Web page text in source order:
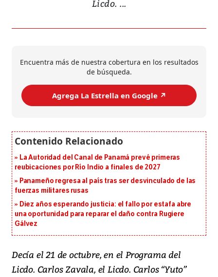
Licdo. ...
Encuentra más de nuestra cobertura en los resultados
de búsqueda.
Agrega La Estrella en Google ↗️
La Autoridad del Canal de Panamá prevé primeras
reubicaciones por Río Indio a finales de 2027
Panameño regresa al país tras ser desvinculado de las
fuerzas militares rusas
Diez años esperando justicia: el fallo por estafa abre
una oportunidad para reparar el daño contra Rugiere
Gálvez
Decía el 21 de octubre, en el Programa del
Licdo. Carlos Zavala, el Licdo. Carlos “Yuto”